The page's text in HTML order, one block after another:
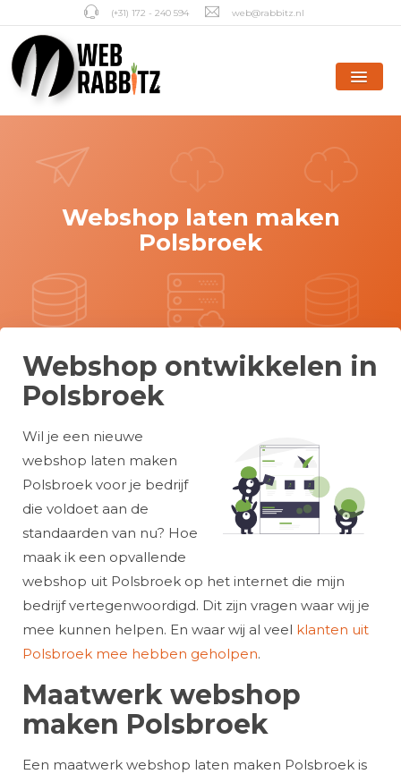
(+31) 172 - 240 594 web@rabbitz.nl
Webshop laten maken
Polsbroek
Webshop ontwikkelen in
Polsbroek
Wil je een nieuwe
webshop laten maken
Polsbroek voor je bedrijf
die voldoet aan de
standaarden van nu? Hoe
maak ik een opvallende
webshop uit Polsbroek op het internet die mijn
bedrijf vertegenwoordigd. Dit zijn vragen waar wij je
mee kunnen helpen. En waar wij al veel klanten uit
Polsbroek mee hebben geholpen.
Maatwerk webshop
maken Polsbroek
Een maatwerk webshop laten maken Polsbroek is